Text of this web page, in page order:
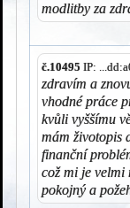
modlitby za
č.10495 IP:
zdravím a
vhodné práce
kvůli vyššímu
mám životopis
finanční
což mi je velmi
pokojný a